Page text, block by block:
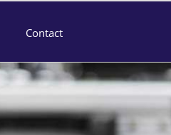
Contact